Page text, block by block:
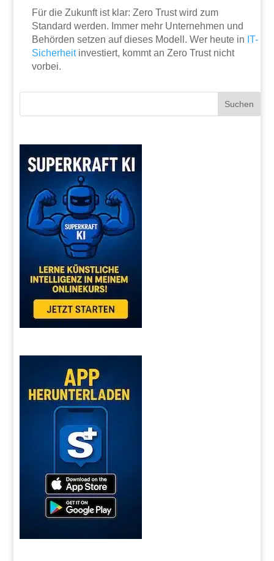
Für die Zukunft ist klar: Zero Trust wird zum
Standard werden. Immer mehr Unternehmen und
Behörden setzen auf dieses Modell. Wer heute in IT-
Sicherheitinvestiert, kommt an Zero Trust nicht
vorbei.